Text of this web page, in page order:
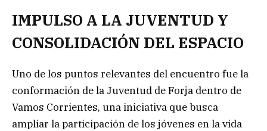
IMPULSO A LA JUVENTUD Y
CONSOLIDACIÓN DEL ESPACIO
Uno de los puntos relevantes del encuentro fue la
conformación de la Juventud de Forja dentro de
Vamos Corrientes, una iniciativa que busca
ampliar la participación de los jóvenes en la vida